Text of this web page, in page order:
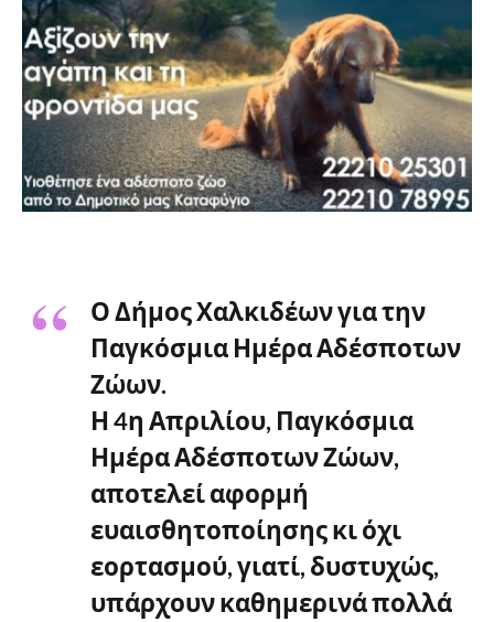
Ο Δήμος Χαλκιδέων για την
Παγκόσμια Ημέρα Αδέσποτων
Ζώων.
Η 4η Απριλίου, Παγκόσμια
Ημέρα Αδέσποτων Ζώων,
αποτελεί αφορμή
ευαισθητοποίησης κι όχι
εορτασμού, γιατί, δυστυχώς,
υπάρχουν καθημερινά πολλά